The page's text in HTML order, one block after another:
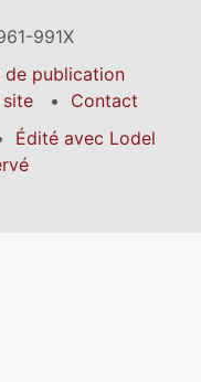
991X
de publication
Contact
Édité avec Lodel